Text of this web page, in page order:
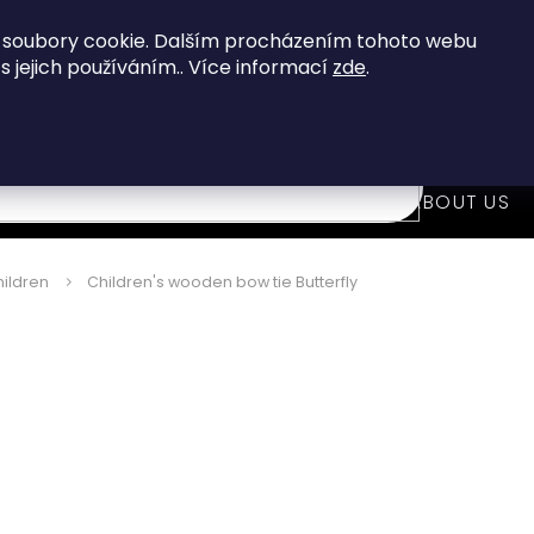
cookie. Dalším procházením tohoto webu
jejich používáním.. Více informací zde.
FASHION ACCESSORIES ABOUT US
Children's wooden bow tie Butterfly